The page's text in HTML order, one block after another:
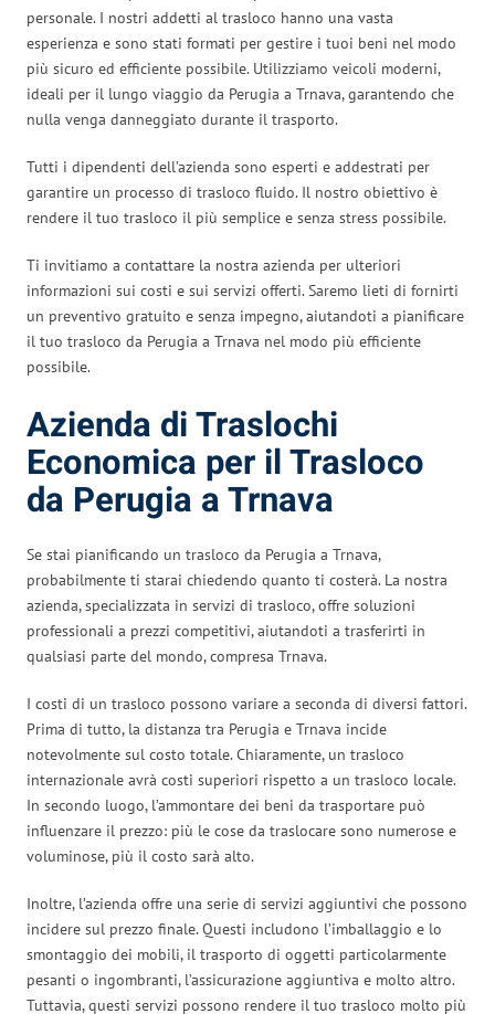
personale. I nostri addetti al trasloco hanno una vasta
esperienza e sono stati formati per gestire i tuoi beni nel modo
più sicuro ed efficiente possibile. Utilizziamo veicoli moderni,
ideali per il lungo viaggio da Perugia a Trnava, garantendo che
nulla venga danneggiato durante il trasporto.
Tutti i dipendenti dell’azienda sono esperti e addestrati per
garantire un processo di trasloco fluido. Il nostro obiettivo è
rendere il tuo trasloco il più semplice e senza stress possibile.
Ti invitiamo a contattare la nostra azienda per ulteriori
informazioni sui costi e sui servizi offerti. Saremo lieti di fornirti
un preventivo gratuito e senza impegno, aiutandoti a pianificare
il tuo trasloco da Perugia a Trnava nel modo più efficiente
possibile.
Azienda di Traslochi
Economica per il Trasloco
da Perugia a Trnava
Se stai pianificando un trasloco da Perugia a Trnava,
probabilmente ti starai chiedendo quanto ti costerà. La nostra
azienda, specializzata in servizi di trasloco, offre soluzioni
professionali a prezzi competitivi, aiutandoti a trasferirti in
qualsiasi parte del mondo, compresa Trnava.
I costi di un trasloco possono variare a seconda di diversi fattori.
Prima di tutto, la distanza tra Perugia e Trnava incide
notevolmente sul costo totale. Chiaramente, un trasloco
internazionale avrà costi superiori rispetto a un trasloco locale.
In secondo luogo, l’ammontare dei beni da trasportare può
influenzare il prezzo: più le cose da traslocare sono numerose e
voluminose, più il costo sarà alto.
Inoltre, l’azienda offre una serie di servizi aggiuntivi che possono
incidere sul prezzo finale. Questi includono l’imballaggio e lo
smontaggio dei mobili, il trasporto di oggetti particolarmente
pesanti o ingombranti, l’assicurazione aggiuntiva e molto altro.
Tuttavia, questi servizi possono rendere il tuo trasloco molto più